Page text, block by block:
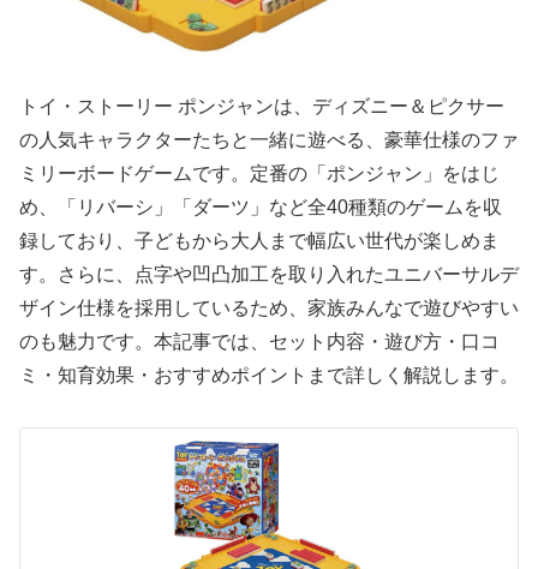
トイ・ストーリー ポンジャンは、ディズニー＆ピクサー
の人気キャラクターたちと一緒に遊べる、豪華仕様のファ
ミリーボードゲームです。定番の「ポンジャン」をはじ
め、「リバーシ」「ダーツ」など全40種類のゲームを収
録しており、子どもから大人まで幅広い世代が楽しめま
す。さらに、点字や凹凸加工を取り入れたユニバーサルデ
ザイン仕様を採用しているため、家族みんなで遊びやすい
のも魅力です。本記事では、セット内容・遊び方・口コ
ミ・知育効果・おすすめポイントまで詳しく解説します。